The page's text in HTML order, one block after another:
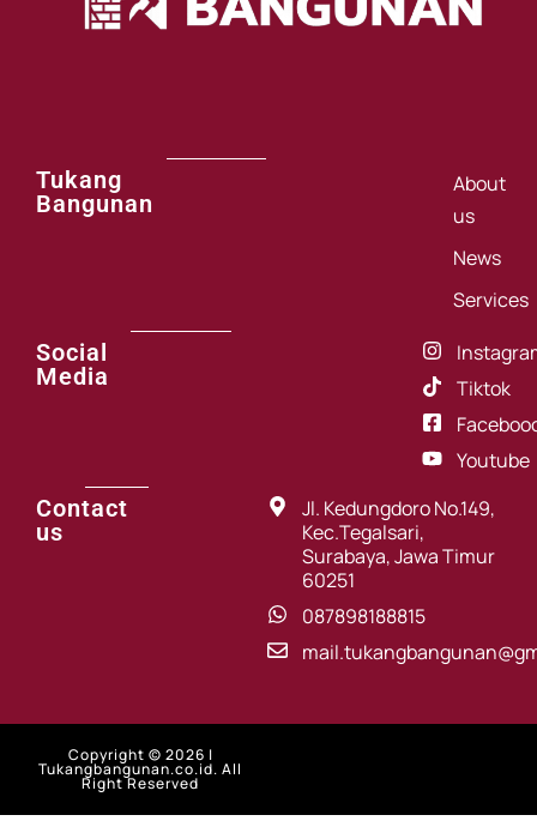
Tukang
Bangunan
About
us
News
Services
Social
Media
Tiktok
Youtube
Contact
us
Jl. Kedungdoro No.149,
Kec.Tegalsari,
Surabaya, Jawa Timur
60251
087898188815
Copyright © 2026 |
Tukangbangunan.co.id. All
Right Reserved